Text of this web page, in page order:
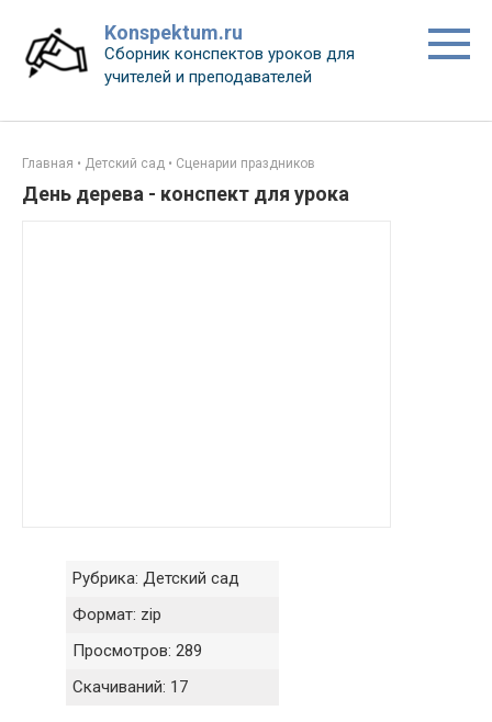
контенту
Konspektum.ru
Сборник конспектов уроков для
учителей и преподавателей
Главная • Детский сад • Сценарии праздников
День дерева - конспект для урока
Рубрика: Детский сад
Формат: zip
Просмотров: 289
Скачиваний: 17